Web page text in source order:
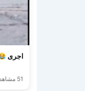
اجرى
51 مشاهدة